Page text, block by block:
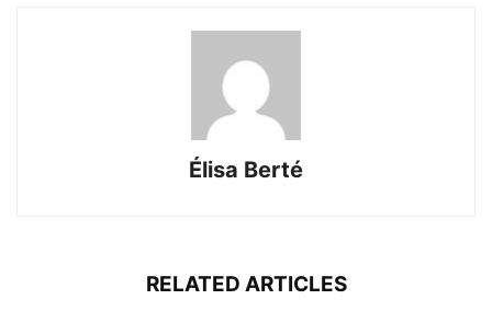
Élisa Berté
RELATED ARTICLES